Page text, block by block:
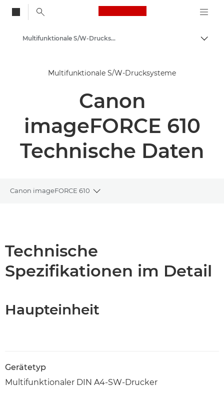
Canon Logo, back
Auf
Lösungen & Dienstleistungen
Multifunktionale Drucksysteme
Multifunktionale S/W-Drucksysteme - Canon Deutschland
Multifunktionale S/W-Drucksysteme
Canon
imageFORCE 610
Technische Daten
Canon imageFORCE 610
Toggle breadcrumbs
PDF-Download
Technische
Spezifikationen im Detail
Haupteinheit
Gerätetyp
Multifunktionaler DIN A4-SW-Drucker